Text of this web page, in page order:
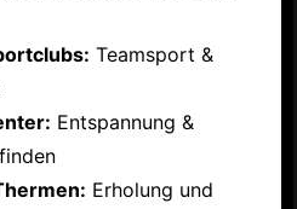
Teamsport &
Entspannung &
Erholung und